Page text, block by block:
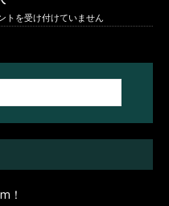
トを受け付けていません
！